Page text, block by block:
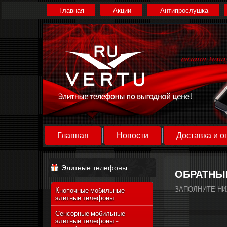
Главная Акции Антипрослушка
Главная Новости Доставка и
Элитные телефоны
Кнопочные мобильные
элитные телефоны
Сенсорные мобильные
элитные телефоны -
ЗАПОЛНИТЕ